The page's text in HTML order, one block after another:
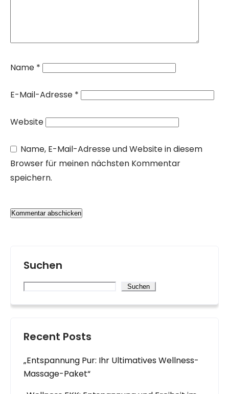
Name *
E-Mail-Adresse *
Website
Name, E-Mail-Adresse und Website in diesem
Browser für meinen nächsten Kommentar
speichern.
Suchen
Suchen
Recent Posts
„Entspannung Pur: Ihr Ultimatives Wellness-
Massage-Paket“